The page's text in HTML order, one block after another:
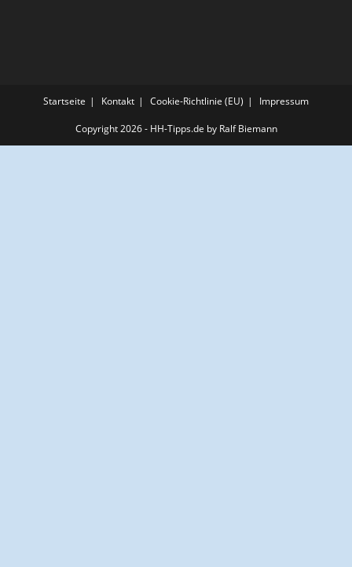
Startseite Kontakt Cookie-Richtlinie (EU) Impressum
Copyright 2026 - HH-Tipps.de by Ralf Biemann